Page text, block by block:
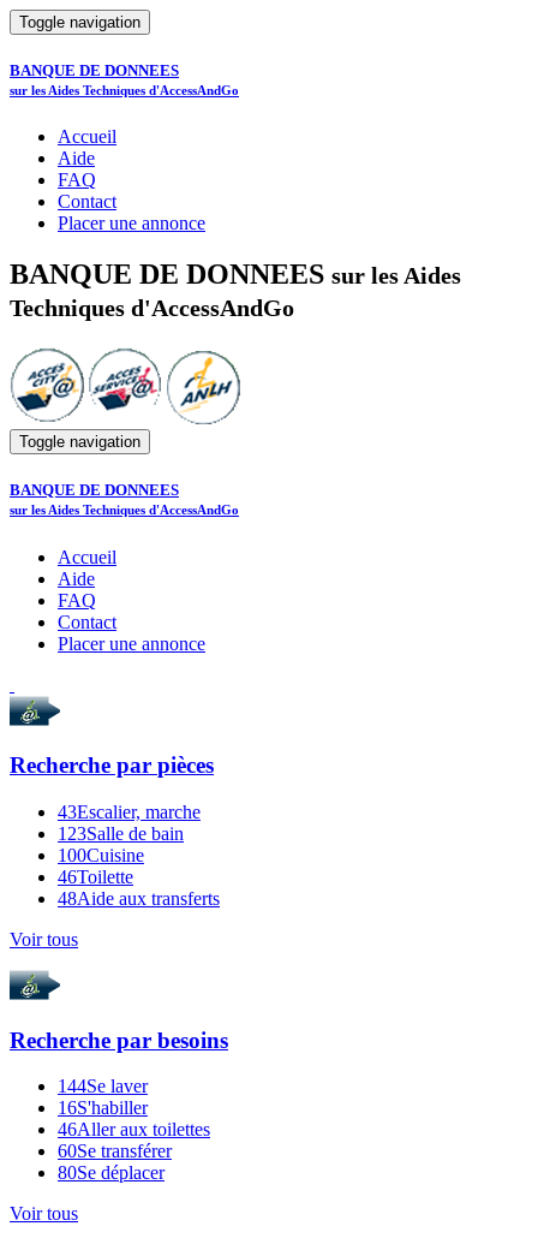
Toggle navigation
BANQUE DE DONNEES
sur les Aides Techniques d'AccessAndGo
Accueil
Aide
FAQ
Contact
Placer une annonce
BANQUE DE DONNEES sur les Aides
Techniques d'AccessAndGo
Toggle navigation
BANQUE DE DONNEES
sur les Aides Techniques d'AccessAndGo
Accueil
Aide
FAQ
Contact
Placer une annonce
Recherche par pièces
43Escalier, marche
123Salle de bain
100Cuisine
46Toilette
48Aide aux transferts
Voir tous
Recherche par besoins
144Se laver
16S'habiller
46Aller aux toilettes
60Se transférer
80Se déplacer
Voir tous